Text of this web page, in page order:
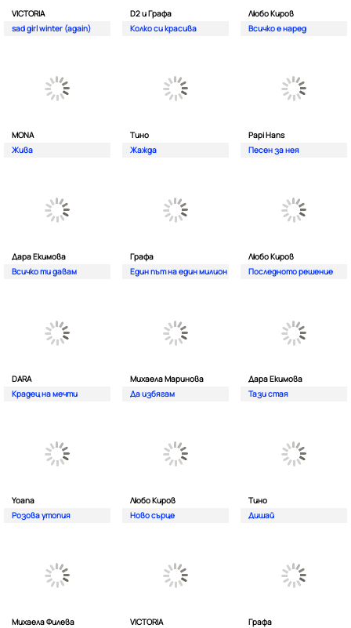
VICTORIA
sad girl winter (again)
D2 и Графа
Колко си красива
Любо Киров
Всичко е наред
MONA
Жива
Тино
Жажда
Papi Hans
Песен за нея
Дара Екимова
Всичко ти давам
Графа
Един път на един милион
Любо Киров
Последното решение
DARA
Крадец на мечти
Михаела Маринова
Да избягам
Дара Екимова
Тази стая
Yoana
Розова утопия
Любо Киров
Ново сърце
Тино
Дишай
Михаела Филева
VICTORIA
Графа